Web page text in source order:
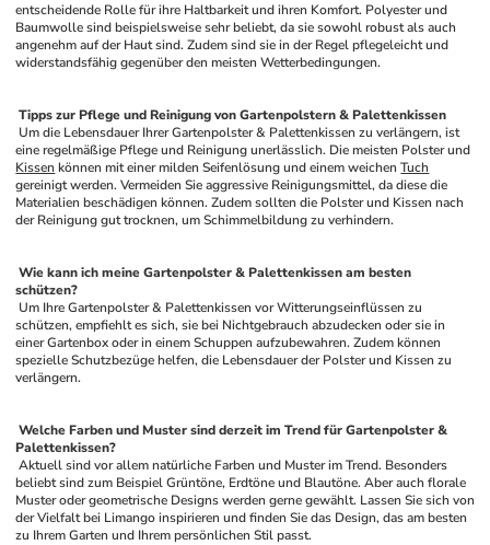
entscheidende Rolle für ihre Haltbarkeit und ihren Komfort. Polyester und
Baumwolle sind beispielsweise sehr beliebt, da sie sowohl robust als auch
angenehm auf der Haut sind. Zudem sind sie in der Regel pflegeleicht und
widerstandsfähig gegenüber den meisten Wetterbedingungen.
Tipps zur Pflege und Reinigung von Gartenpolstern & Palettenkissen
Kissen können mit einer milden Seifenlösung und einem weichen Tuch
gereinigt werden. Vermeiden Sie aggressive Reinigungsmittel, da diese die
Materialien beschädigen können. Zudem sollten die Polster und Kissen nach
der Reinigung gut trocknen, um Schimmelbildung zu verhindern.
Wie kann ich meine Gartenpolster & Palettenkissen am besten
schützen?
schützen, empfiehlt es sich, sie bei Nichtgebrauch abzudecken oder sie in
einer Gartenbox oder in einem Schuppen aufzubewahren. Zudem können
spezielle Schutzbezüge helfen, die Lebensdauer der Polster und Kissen zu
verlängern.
Welche Farben und Muster sind derzeit im Trend für Gartenpolster &
Palettenkissen?
Aktuell sind vor allem natürliche Farben und Muster im Trend. Besonders
beliebt sind zum Beispiel Grüntöne, Erdtöne und Blautöne. Aber auch florale
Muster oder geometrische Designs werden gerne gewählt. Lassen Sie sich von
der Vielfalt bei Limango inspirieren und finden Sie das Design, das am besten
zu Ihrem Garten und Ihrem persönlichen Stil passt.